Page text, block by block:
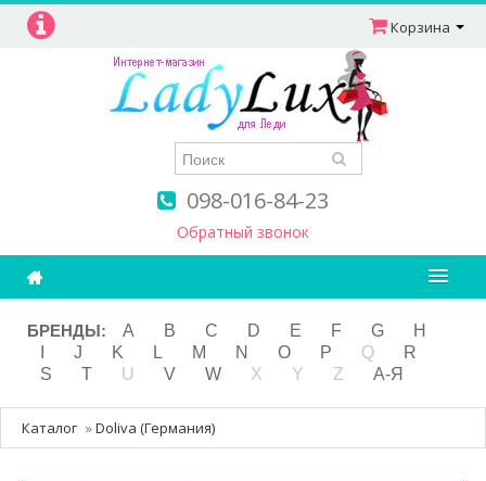
098-016-84-23
Обратный звонок
Корзина
Ароматерапия
Витамины
Детям и мамам
Косметика
БРЕНДЫ: A B C D E F G
H
J K L M N O P Q
R
S
T U V W X Y Z А-Я
Каталог »Doliva (Германия)